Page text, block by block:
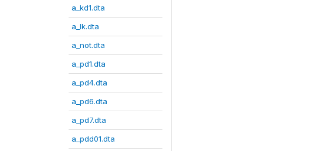
a_kd1.dta
a_lk.dta
a_not.dta
a_pd1.dta
a_pd4.dta
a_pd6.dta
a_pd7.dta
a_pdd01.dta